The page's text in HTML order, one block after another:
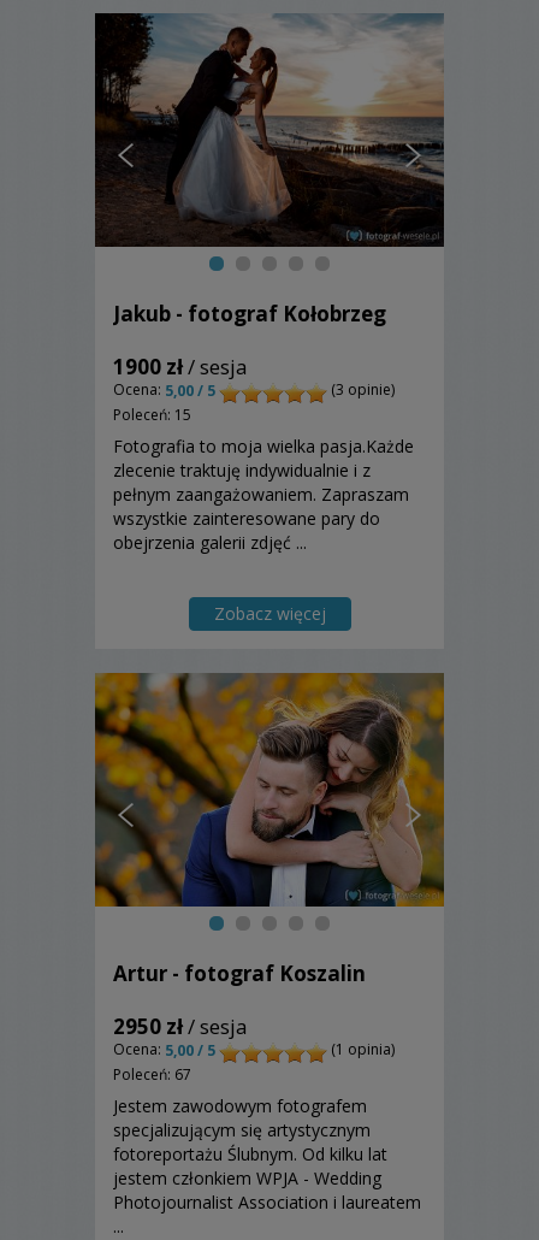
Jakub - fotograf Kołobrzeg
1900 zł/ sesja
Ocena: 5,00 / 5
(3 opinie)
Poleceń: 15
Fotografia to moja wielka pasja.Każde
zlecenie traktuję indywidualnie i z
pełnym zaangażowaniem. Zapraszam
wszystkie zainteresowane pary do
obejrzenia galerii zdjęć ...
Zobacz więcej
Artur - fotograf Koszalin
2950 zł/ sesja
Ocena: 5,00 / 5
(1 opinia)
Poleceń: 67
Jestem zawodowym fotografem
specjalizującym się artystycznym
fotoreportażu Ślubnym. Od kilku lat
jestem członkiem WPJA - Wedding
Photojournalist Association i laureatem
...